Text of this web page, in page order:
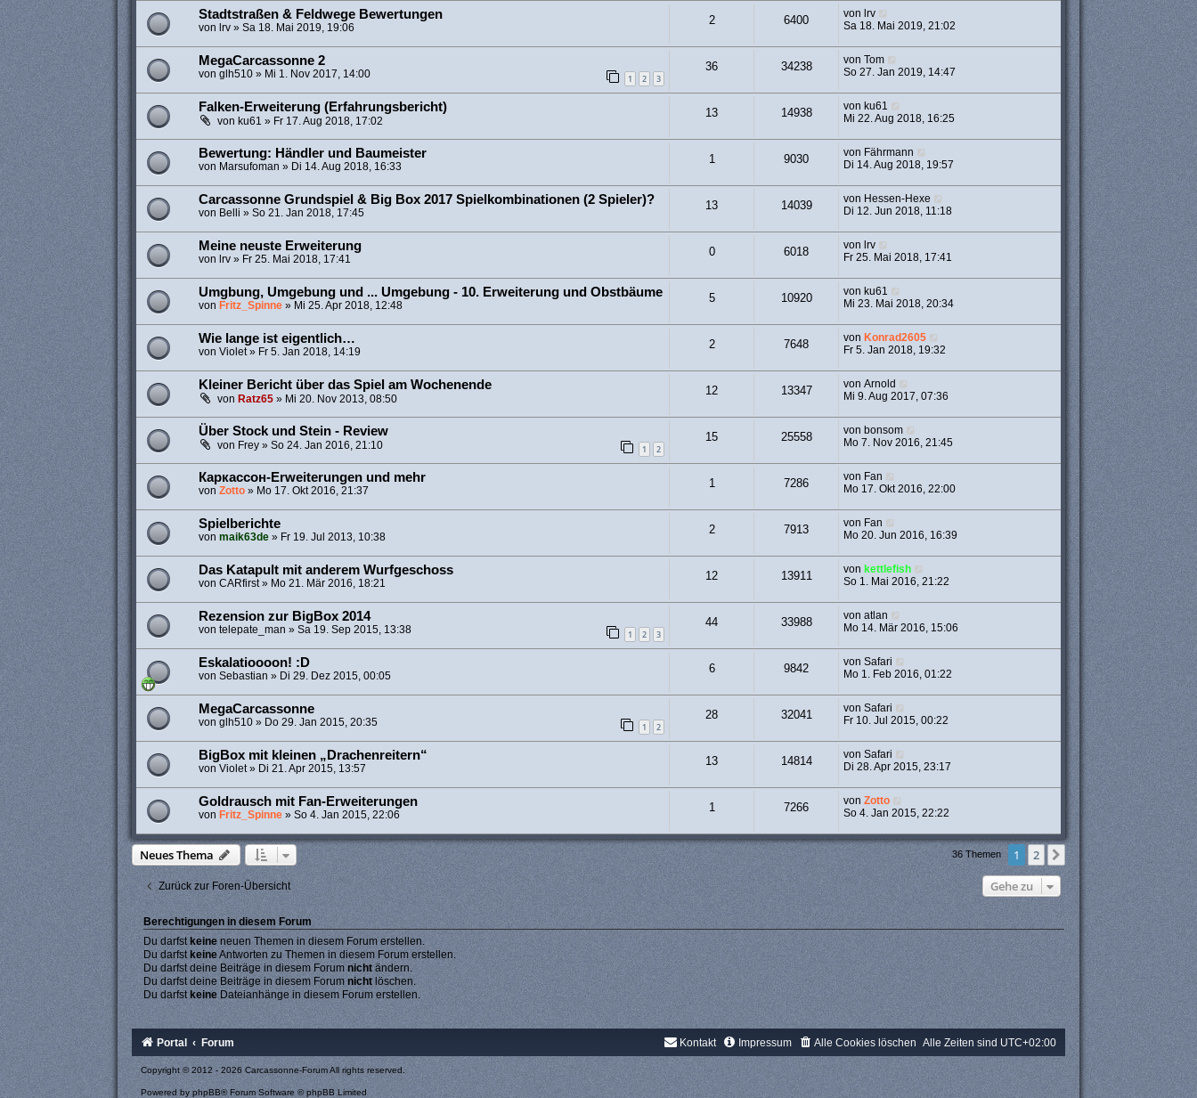
Stadtstraßen & Feldwege Bewertungen
von lrv» Sa 18. Mai 2019, 19:06
2 6400 von lrv
Sa 18. Mai 2019, 21:02
MegaCarcassonne 2
von glh510» Mi 1. Nov 2017, 14:00 1 2 3
36 34238 vonTom
So 27. Jan 2019, 14:47
Falken-Erweiterung (Erfahrungsbericht)
von ku61 » Fr 17. Aug 2018, 17:02
13 14938 von ku61
Mi 22. Aug 2018, 16:25
Bewertung: Händler und Baumeister
von Marsufoman » Di 14. Aug 2018, 16:33
1 9030 von Fährmann
Di 14. Aug 2018, 19:57
Carcassonne Grundspiel & Big Box 2017 Spielkombinationen (2 Spieler)?
von Belli » So 21. Jan 2018, 17:45
13 14039 von Hessen-Hexe
Di 12. Jun 2018, 11:18
Meine neuste Erweiterung
von lrv» Fr 25. Mai 2018, 17:41
0 6018 von lrv
Fr 25. Mai 2018, 17:41
Umgbung, Umgebung und ... Umgebung - 10. Erweiterung und Obstbäume
von Fritz_Spinne» Mi 25. Apr 2018, 12:48
5 10920 von ku61
Mi 23. Mai 2018, 20:34
Wie lange ist eigentlich…
von Violet» Fr 5. Jan 2018, 14:19
2 7648 von Konrad2605
Fr 5. Jan 2018, 19:32
Kleiner Bericht über das Spiel am Wochenende
von Ratz65» Mi 20. Nov 2013, 08:50
12 13347 vonArnold
Mi 9. Aug 2017, 07:36
Über Stock und Stein - Review
von Frey» So 24. Jan 2016, 21:10 1 2
15 25558 von bonsom
Mo 7. Nov 2016, 21:45
Каркассон-Erweiterungen und mehr
von Zotto» Mo 17. Okt 2016, 21:37
1 7286 von Fan
Mo 17. Okt 2016, 22:00
Spielberichte
von maik63de» Fr 19. Jul 2013, 10:38
2 7913 von Fan
Mo 20. Jun 2016, 16:39
Das Katapult mit anderem Wurfgeschoss
von CARfirst» Mo 21. Mär 2016, 18:21
12 13911 von kettlefish
So 1. Mai 2016, 21:22
Rezension zur BigBox 2014
von telepate_man » Sa 19. Sep 2015, 13:38 1 2 3
44 33988 vonatlan
Mo 14. Mär 2016, 15:06
Eskalatioooon! :D
von Sebastian » Di 29. Dez 2015, 00:05
6 9842 vonSafari
Mo 1. Feb 2016, 01:22
MegaCarcassonne
von glh510» Do 29. Jan 2015, 20:35 1 2
28 32041 vonSafari
Fr 10. Jul 2015, 00:22
BigBox mit kleinen „Drachenreitern“
von Violet» Di 21. Apr 2015, 13:57
13 14814 vonSafari
Di 28. Apr 2015, 23:17
Goldrausch mit Fan-Erweiterungen
von Fritz_Spinne» So 4. Jan 2015, 22:06
1 7266 vonZotto
So 4. Jan 2015, 22:22
Neues Thema 36 Themen 1 2 Nächste
Zurück zur Foren-Übersicht Gehe zu
Berechtigungen in diesem Forum
Du darfstkeineneuen Themen in diesem Forum erstellen.
Du darfst keineAntworten zu Themen in diesem Forum erstellen.
Du darfst deine Beiträge in diesem Forumnichtändern.
Du darfst deine Beiträge in diesem Forum nichtlöschen.
Du darfst keineDateianhänge in diesem Forum erstellen.
Portal Forum Alle Zeiten sind UTC+02:00
Alle Cookies löschen
Impressum
Kontakt
Copyright © 2012 - 2026 Carcassonne-Forum All rights reserved.
Powered by phpBB® Forum Software © phpBB Limited